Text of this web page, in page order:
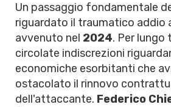
Un passaggio fondamentale
riguardato il traumatico addio
avvenuto nel 2024. Per lungo
circolate indiscrezioni
economiche esorbitanti che
ostacolato il rinnovo
dell'attaccante. Federico